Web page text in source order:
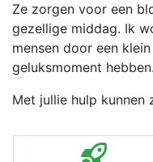
Ze zorgen voor een
gezellige middag. Ik
mensen door een
geluksmoment hebben.
Met jullie hulp kunnen